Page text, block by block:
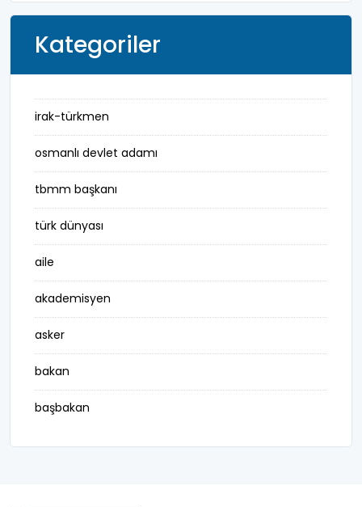
Kategoriler
irak-türkmen
osmanlı devlet adamı
tbmm başkanı
türk dünyası
aile
akademisyen
asker
bakan
başbakan
belediye başkanı